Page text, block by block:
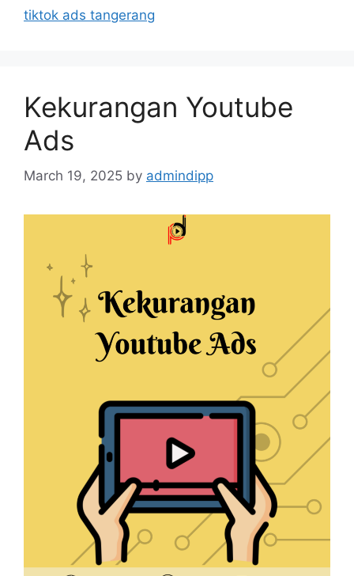
tiktok ads tangerang
Kekurangan Youtube
Ads
March 19, 2025 by admindipp